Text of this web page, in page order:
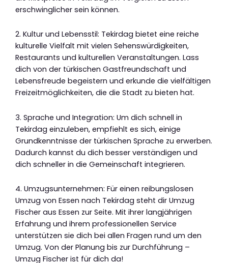
erschwinglicher sein können.
2. Kultur und Lebensstil: Tekirdag bietet eine reiche
kulturelle Vielfalt mit vielen Sehenswürdigkeiten,
Restaurants und kulturellen Veranstaltungen. Lass
dich von der türkischen Gastfreundschaft und
Lebensfreude begeistern und erkunde die vielfältigen
Freizeitmöglichkeiten, die die Stadt zu bieten hat.
3. Sprache und Integration: Um dich schnell in
Tekirdag einzuleben, empfiehlt es sich, einige
Grundkenntnisse der türkischen Sprache zu erwerben.
Dadurch kannst du dich besser verständigen und
dich schneller in die Gemeinschaft integrieren.
4. Umzugsunternehmen: Für einen reibungslosen
Umzug von Essen nach Tekirdag steht dir Umzug
Fischer aus Essen zur Seite. Mit ihrer langjährigen
Erfahrung und ihrem professionellen Service
unterstützen sie dich bei allen Fragen rund um den
Umzug. Von der Planung bis zur Durchführung –
Umzug Fischer ist für dich da!